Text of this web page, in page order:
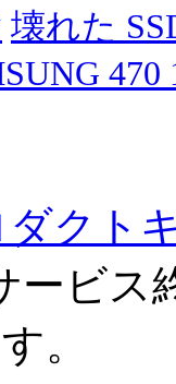
壊れた
470
ダクト
ービ
。